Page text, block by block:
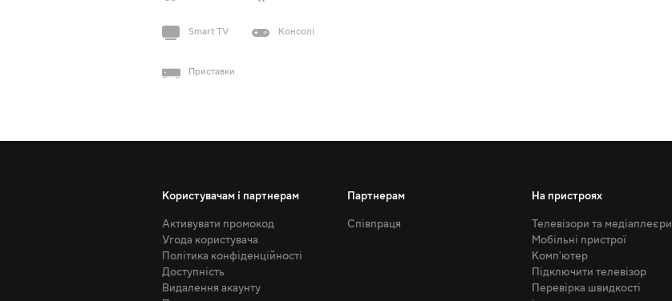
Smart TV Консолі
Приставки
Користувачам і партнерам
Активувати промокод
Угода користувача
Політика конфіденційності
Доступність
Видалення акаунту
Партнерам
Співпраця
На пристроях
Телевізори та медіаплеєри
Мобільні пристрої
Комп'ютер
Підключити телевізор
Перевірка швидкості